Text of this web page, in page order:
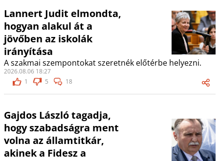
Lannert Judit elmondta,
hogyan alakul át a
jövőben az iskolák
irányítása
A szakmai szempontokat szeretnék előtérbe helyezni.
2026.08.06 18:27
1
5 18
Gajdos László tagadja,
hogy szabadságra ment
volna az államtitkár,
akinek a Fidesz a